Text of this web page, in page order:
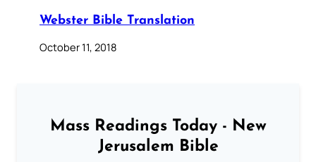
Webster Bible Translation
October 11, 2018
Mass Readings Today - New
Jerusalem Bible